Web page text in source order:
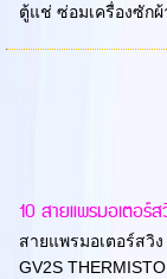
ตู้แช่ ซ่อมเครื่องซักผ้
10 สายแพรมอเตอร์ส
สายแพรมอเตอร์สวิ
GV2S